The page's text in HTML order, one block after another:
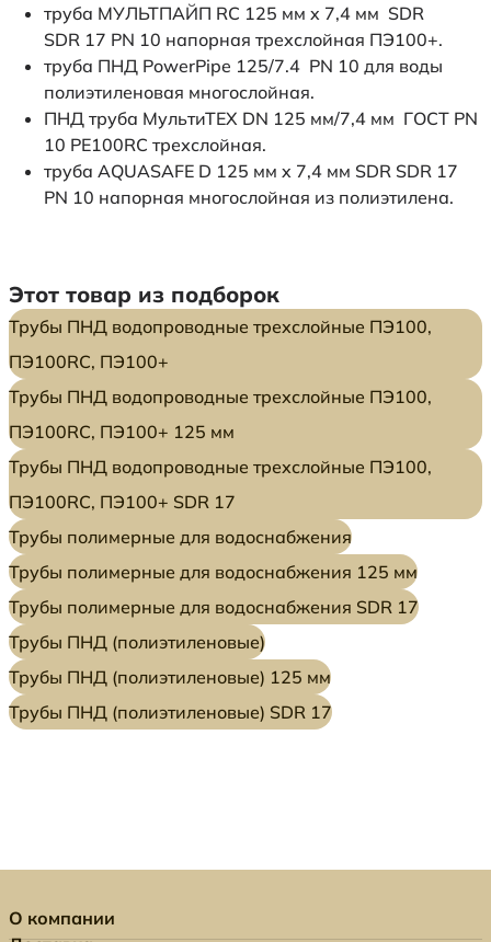
труба МУЛЬТПАЙП RC 125 мм x 7,4 мм SDR
SDR 17 PN 10 напорная трехслойная ПЭ100+.
труба ПНД PowerPipe 125/7.4 PN 10 для воды
полиэтиленовая многослойная.
ПНД труба МультиТЕХ DN 125 мм/7,4 мм ГОСТ PN
10 PE100RC трехслойная.
труба AQUASAFE D 125 мм x 7,4 мм SDR SDR 17
PN 10 напорная многослойная из полиэтилена.
Этот товар из подборок
Трубы ПНД водопроводные трехслойные ПЭ100,
ПЭ100RC, ПЭ100+
Трубы ПНД водопроводные трехслойные ПЭ100,
ПЭ100RC, ПЭ100+ 125 мм
Трубы ПНД водопроводные трехслойные ПЭ100,
ПЭ100RC, ПЭ100+ SDR 17
Трубы полимерные для водоснабжения
Трубы полимерные для водоснабжения 125 мм
Трубы полимерные для водоснабжения SDR 17
Трубы ПНД (полиэтиленовые)
Трубы ПНД (полиэтиленовые) 125 мм
Трубы ПНД (полиэтиленовые) SDR 17
О компании